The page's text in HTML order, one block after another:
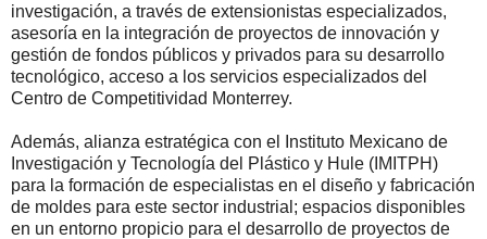
investigación, a través de extensionistas especializados,
asesoría en la integración de proyectos de innovación y
gestión de fondos públicos y privados para su desarrollo
tecnológico, acceso a los servicios especializados del
Centro de Competitividad Monterrey.
Además, alianza estratégica con el Instituto Mexicano de
Investigación y Tecnología del Plástico y Hule (IMITPH)
para la formación de especialistas en el diseño y fabricación
de moldes para este sector industrial; espacios disponibles
en un entorno propicio para el desarrollo de proyectos de